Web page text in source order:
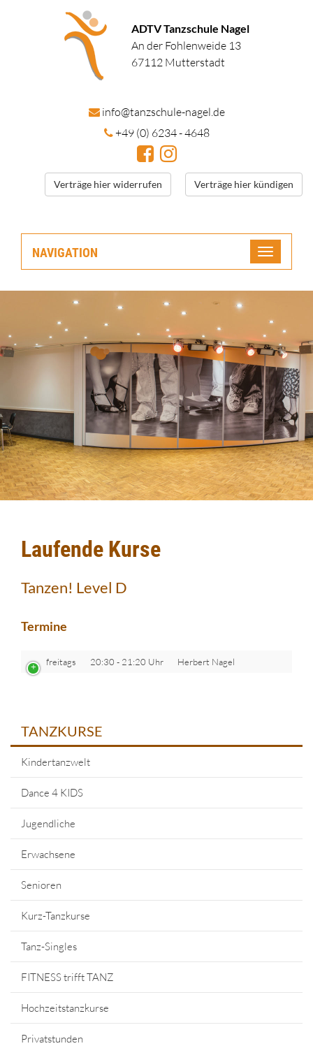
ADTV Tanzschule Nagel
An der Fohlenweide 13
67112 Mutterstadt
info@tanzschule-nagel.de
+49 (0) 6234 - 4648
Verträge hier widerrufen Verträge hier kündigen
NAVIGATION
Toggle
Laufende Kurse
Tanzen! Level D
Termine
freitags 20:30 - 21:20 Uhr Herbert Nagel
TANZKURSE
Kindertanzwelt
Dance 4 KIDS
Jugendliche
Erwachsene
Senioren
Kurz-Tanzkurse
Tanz-Singles
FITNESS trifft TANZ
Hochzeitstanzkurse
Privatstunden